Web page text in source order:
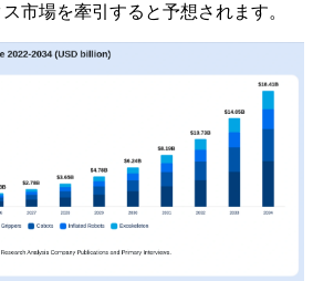
市場を牽引すると予想されます。